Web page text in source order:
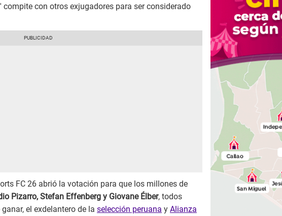
compite con otros exjugadores para ser considerado
FC 26 abrió la votación para que los millones de
Pizarro, Stefan Effenberg y Giovane Élber, todos
el exdelantero de la selección peruana y Alianza